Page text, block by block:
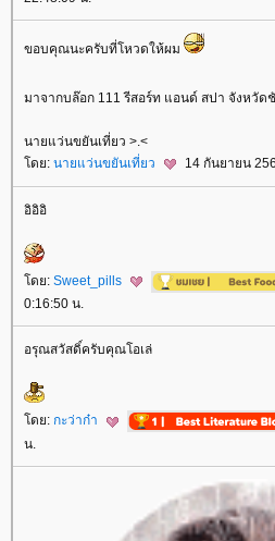
ขอบคุณนะครับที่โหวดให้ผม
มาจากบล๊อก 111 รีสอร์ท แอนด์ สปา จังหวัด
นายแว่นขยันเที่ยว >.<
ดย: นายแว่นขยันเที่ยว 14 กันยายน
อิอิอิ
ดย: Sweet_pills
0:16:50 น.
อรุณสวัสดิ์ครับคุณโอเล่
ดย: กะว่าก๋า
น.